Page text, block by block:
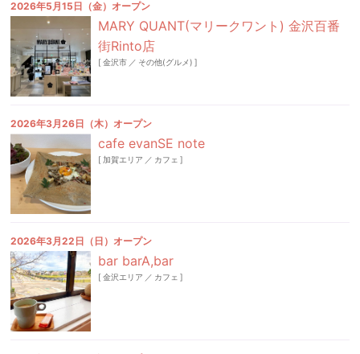
2026年5月15日（金）オープン
MARY QUANT(マリークワント) 金沢百番
街Rinto店
[金沢市 ／ その他(グルメ) ]
2026年3月26日（木）オープン
cafe evanSE note
[ 加賀エリア ／ カフェ ]
2026年3月22日（日）オープン
bar barA,bar
[金沢エリア ／ カフェ ]